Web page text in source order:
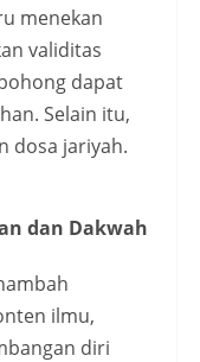
menekan
validitas
dapat
Selain itu,
dosa jariyah.
dan Dakwah
ilmu,
diri